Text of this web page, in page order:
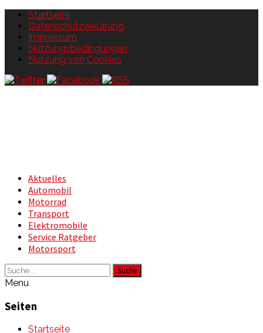
Startseite
Datenschutzerklärung
Impressum
Nutzungsbedingungen
Nutzung von Cookies
Aktuelles
Automobil
Motorrad
Transport
Elektromobile
Service Ratgeber
Motorsport
Suche
Menu
Seiten
Startseite